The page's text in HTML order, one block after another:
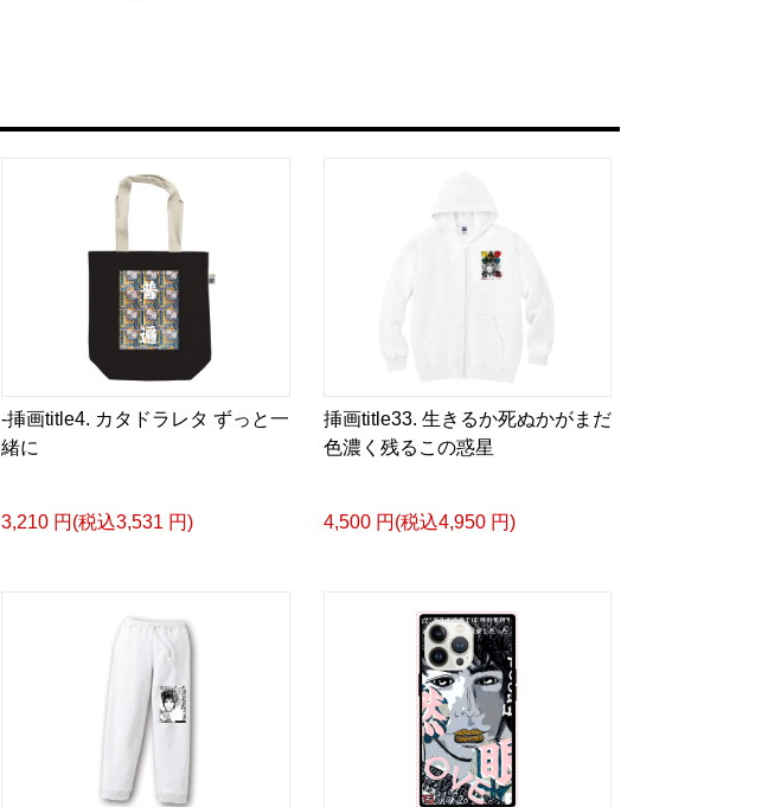
日本語版: https://amzn.asia/d/d7stkOV
＿＿＿＿＿＿＿＿＿＿＿＿＿＿＿＿＿＿＿＿＿＿
▶︎刺すように燃えるような眼差しは [+挿画51作品版]
＜著者: 絵本/挿画作成＞ 凛々風 猛 -リリカゼタケル
日本語版: https://amzn.asia/d/8oNk92Q
英語版: https://amzn.asia/d/gDGn5nK
挿画&グッズカタログ <デザイン画集:BEST版>
日本語版: https://amzn.asia/d/1pxD3g4
小説 [弛まぬ言霊] 挿画&グッズカタログ
<デザイン画集:Comics Style Version.>
＜著者:挿画作成＞ 凛々風 猛 -リリカゼタケル
日本語版: https://amzn.asia/d/fxD6D5U
-挿画title4. カタドラレタ ずっと一
緒に
3,210 円(税込3,531 円)
挿画title33. 生きるか死ぬかがまだ
色濃く残るこの惑星
4,500 円(税込4,950 円)